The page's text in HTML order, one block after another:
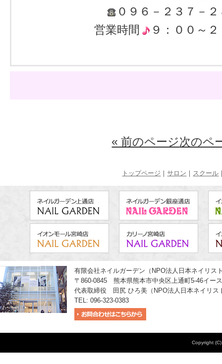
０９６－２３７－
営業時間
９：００～
« 前のページ次のペ
トップページ ｜サロン ｜ スクール
有限会社ネイルガーデン（NPO法人日本ネイリス
〒860-0845 熊本県熊本市中央区上通町5-46イー
代表取締役 田尻 ひろ美（NPO法人日本ネイリス
TEL: 096-323-0383
Copyright